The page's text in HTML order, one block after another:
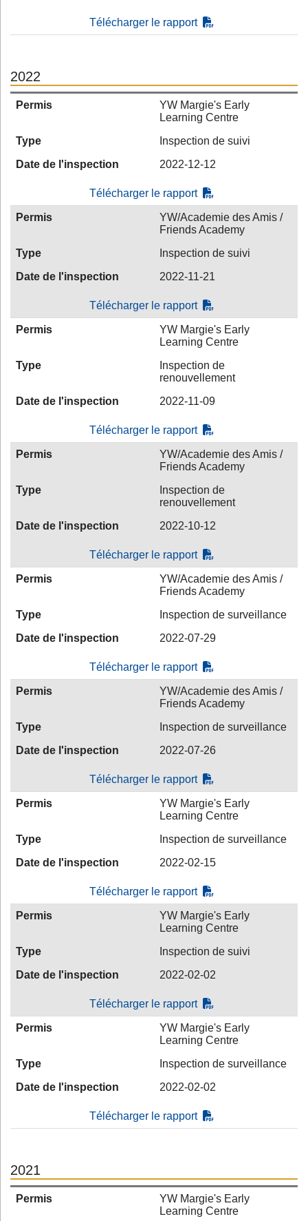
Télécharger le rapport
2022
Permis
YW Margie's Early
Learning Centre
Type
Inspection de suivi
Date de l'inspection
2022-12-12
Télécharger le rapport
Permis
YW/Academie des Amis /
Friends Academy
Type
Inspection de suivi
Date de l'inspection
2022-11-21
Télécharger le rapport
Permis
YW Margie's Early
Learning Centre
Type
Inspection de
renouvellement
Date de l'inspection
2022-11-09
Télécharger le rapport
Permis
YW/Academie des Amis /
Friends Academy
Type
Inspection de
renouvellement
Date de l'inspection
2022-10-12
Télécharger le rapport
Permis
YW/Academie des Amis /
Friends Academy
Type
Inspection de surveillance
Date de l'inspection
2022-07-29
Télécharger le rapport
Permis
YW/Academie des Amis /
Friends Academy
Type
Inspection de surveillance
Date de l'inspection
2022-07-26
Télécharger le rapport
Permis
YW Margie's Early
Learning Centre
Type
Inspection de surveillance
Date de l'inspection
2022-02-15
Télécharger le rapport
Permis
YW Margie's Early
Learning Centre
Type
Inspection de suivi
Date de l'inspection
2022-02-02
Télécharger le rapport
Permis
YW Margie's Early
Learning Centre
Type
Inspection de surveillance
Date de l'inspection
2022-02-02
Télécharger le rapport
2021
Permis
YW Margie's Early
Learning Centre